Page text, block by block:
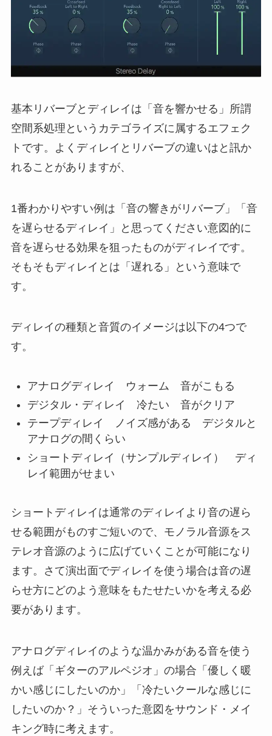
基本リバーブとディレイは「音を響かせる」所謂
空間系処理というカテゴライズに属するエフェク
トです。よくディレイとリバーブの違いはと訊か
れることがありますが、
1番わかりやすい例は「音の響きがリバーブ」「音
を遅らせるディレイ」と思ってください意図的に
音を遅らせる効果を狙ったものがディレイです。
そもそもディレイとは「遅れる」という意味で
す。
ディレイの種類と音質のイメージは以下の4つで
す。
アナログディレイ ウォーム 音がこもる
デジタル・ディレイ 冷たい 音がクリア
テープディレイ ノイズ感がある デジタルと
アナログの間くらい
ショートディレイ（サンプルディレイ） ディ
レイ範囲がせまい
ショートディレイは通常のディレイより音の遅ら
せる範囲がものすご短いので、モノラル音源をス
テレオ音源のように広げていくことが可能になり
ます。さて演出面でディレイを使う場合は音の遅
らせ方にどのよう意味をもたせたいかを考える必
要があります。
アナログディレイのような温かみがある音を使う
例えば「ギターのアルペジオ」の場合「優しく暖
かい感じにしたいのか」「冷たいクールな感じに
したいのか？」そういった意図をサウンド・メイ
キング時に考えます。